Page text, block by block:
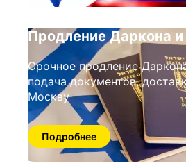
Продление Даркона и
Срочное продление
подача документов,
Москву
Подробнее